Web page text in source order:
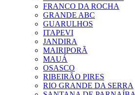
FRANCO DA ROCHA
GRANDE ABC
GUARULHOS
ITAPEVI
JANDIRA
MAIRIPORÃ
MAUÁ
OSASCO
RIBEIRÃO PIRES
RIO GRANDE DA SERRA